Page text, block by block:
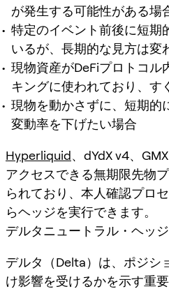
が発生する可能性がある場
特定のイベント前後に短期
いるが、長期的な見方は変
現物資産がDeFiプロトコル
キングに使われており、す
現物を動かさずに、短期的
変動率を下げたい場合
Hyperliquid、dYdX v4、
アクセスできる無期限先物
られており、本人確認プロ
らヘッジを実行できます。
デルタニュートラル・ヘッ
デルタ（Delta）は、ポジシ
け影響を受けるかを示す重要